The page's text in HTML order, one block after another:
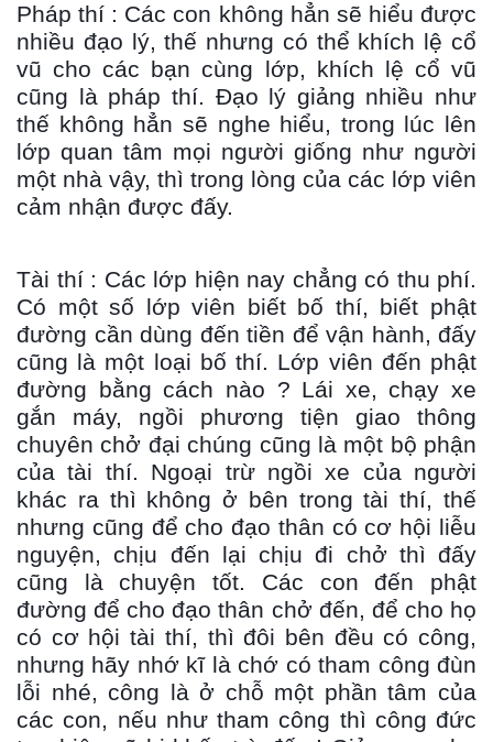
Pháp thí : Các con không hẳn sẽ hiểu được
nhiều đạo lý, thế nhưng có thể khích lệ cổ
vũ cho các bạn cùng lớp, khích lệ cổ vũ
cũng là pháp thí. Đạo lý giảng nhiều như
thế không hẳn sẽ nghe hiểu, trong lúc lên
lớp quan tâm mọi người giống như người
một nhà vậy, thì trong lòng của các lớp viên
cảm nhận được đấy.
Tài thí : Các lớp hiện nay chẳng có thu phí.
Có một số lớp viên biết bố thí, biết phật
đường cần dùng đến tiền để vận hành, đấy
cũng là một loại bố thí. Lớp viên đến phật
đường bằng cách nào ? Lái xe, chạy xe
gắn máy, ngồi phương tiện giao thông
chuyên chở đại chúng cũng là một bộ phận
của tài thí. Ngoại trừ ngồi xe của người
khác ra thì không ở bên trong tài thí, thế
nhưng cũng để cho đạo thân có cơ hội liễu
nguyện, chịu đến lại chịu đi chở thì đấy
cũng là chuyện tốt. Các con đến phật
đường để cho đạo thân chở đến, để cho họ
có cơ hội tài thí, thì đôi bên đều có công,
nhưng hãy nhớ kĩ là chớ có tham công đùn
lỗi nhé, công là ở chỗ một phần tâm của
các con, nếu như tham công thì công đức